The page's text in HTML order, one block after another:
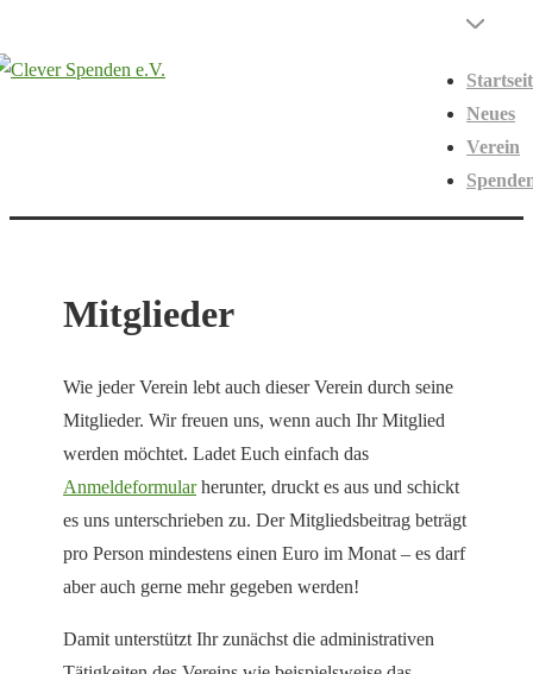
Zum
Menü
Neues
Verein
Mitglieder
Wie jeder Verein lebt auch dieser Verein durch seine
Mitglieder. Wir freuen uns, wenn auch Ihr Mitglied
werden möchtet. Ladet Euch einfach das
Anmeldeformularherunter, druckt es aus und schickt
es uns unterschrieben zu. Der Mitgliedsbeitrag beträgt
pro Person mindestens einen Euro im Monat – es darf
aber auch gerne mehr gegeben werden!
Damit unterstützt Ihr zunächst die administrativen